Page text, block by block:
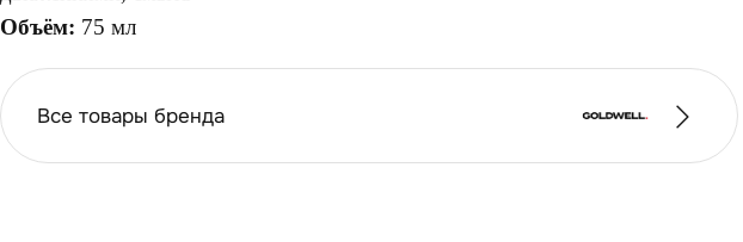
Объём: 75 мл
Все товары бренда